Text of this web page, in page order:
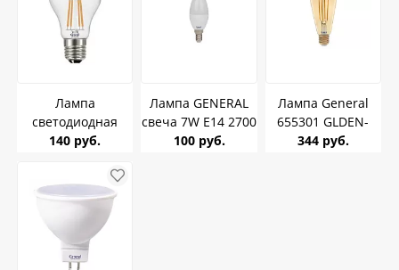
655304
Лампа
светодиодная
GENERAL GLDEN-
4500K филамент
прозрачная
140 руб.
Лампа GENERAL
свеча 7W E14 2700
637900
100 руб.
Лампа General
655301 GLDEN-
ST64S-8-230-E27-
344 руб.